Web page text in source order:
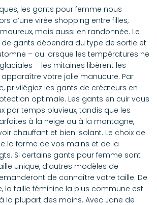
les gants pour femme nous
d’une virée shopping entre filles,
mais aussi en randonnée. Le
gants dépendra du type de sortie et
– ou lorsque les températures ne
– les mitaines libèrent les
votre jolie manucure. Par
privilégiez les gants de créateurs en
optimale. Les gants en cuir vous
par temps pluvieux, tandis que les
à la neige ou à la montagne,
chauffant et bien isolant. Le choix de
la forme de vos mains et de la
Si certains gants pour femme sont
unique, d’autres modèles de
de connaître votre taille. De
la taille féminine la plus commune est
la plupart des mains. Avec Jane de